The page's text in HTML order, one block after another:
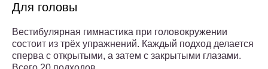
Для головы
Вестибулярная гимнастика при головокружении
состоит из трёх упражнений. Каждый подход делается
сперва с открытыми, а затем с закрытыми глазами.